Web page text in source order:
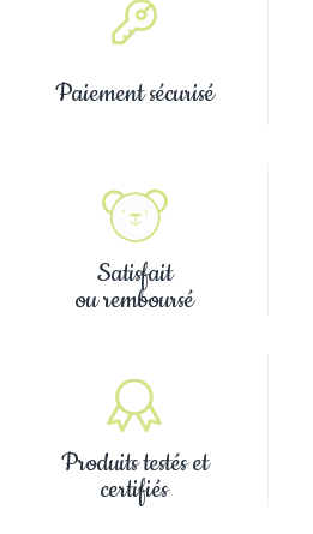
Paiement sécurisé
Satisfait
ou remboursé
Produits testés et
certifiés